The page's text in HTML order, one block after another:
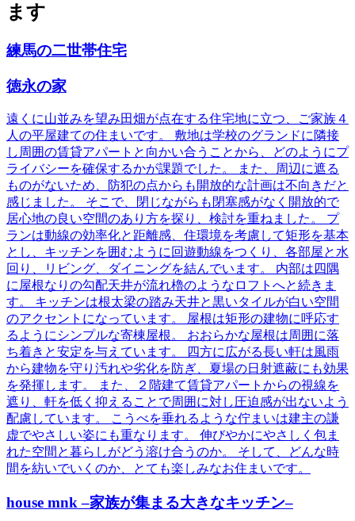
ます
練馬の二世帯住宅
徳永の家
遠くに山並みを望み田畑が点在する住宅地に立つ、ご家族４
人の平屋建ての住まいです。 敷地は学校のグランドに隣接
し周囲の賃貸アパートと向かい合うことから、どのようにプ
ライバシーを確保するかが課題でした。 また、周辺に遮る
ものがないため、防犯の点からも開放的な計画は不向きだと
感じました。 そこで、閉じながらも閉塞感がなく開放的で
居心地の良い空間のあり方を探り、検討を重ねました。 プ
ランは動線の効率化と距離感、住環境を考慮して矩形を基本
とし、キッチンを囲むように回遊動線をつくり、各部屋と水
回り、リビング、ダイニングを結んでいます。 内部は四隅
に屋根なりの勾配天井が流れ櫓のようなロフトへと続きま
す。 キッチンは根太梁の踏み天井と黒いタイルが白い空間
のアクセントになっています。 屋根は矩形の建物に呼応す
るようにシンプルな寄棟屋根。 おおらかな屋根は周囲に落
ち着きと安定を与えています。 四方に広がる長い軒は風雨
から建物を守り汚れや劣化を防ぎ、夏場の日射遮蔽にも効果
を発揮します。 また、２階建て賃貸アパートからの視線を
遮り、軒を低く抑えることで周囲に対し圧迫感が出ないよう
配慮しています。 こうべを垂れるような佇まいは建主の謙
虚でやさしい姿にも重なります。 伸びやかにやさしく包ま
れた空間と暮らしがどう溶け合うのか。 そして、どんな時
間を紡いでいくのか、とても楽しみなお住まいです。
house mnk –家族が集まる大きなキッチン–